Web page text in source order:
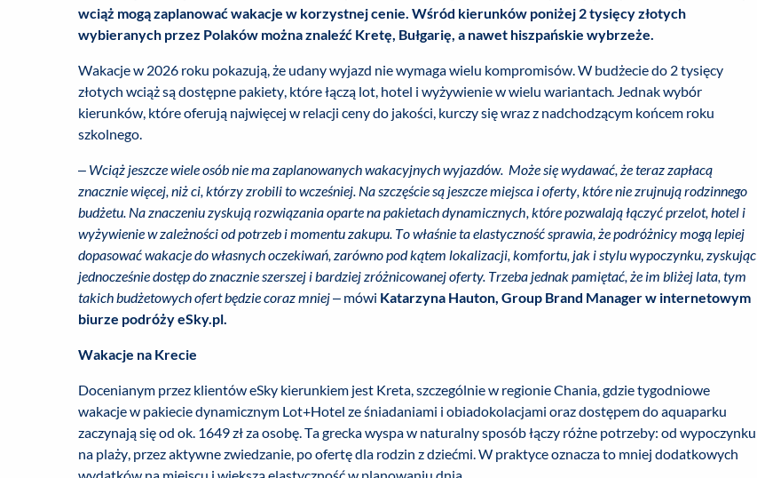
wciąż mogą zaplanować wakacje w korzystnej cenie. Wśród kierunków poniżej 2 tysięcy złotych
wybieranych przez Polaków można znaleźć Kretę, Bułgarię, a nawet hiszpańskie wybrzeże.
Wakacje w 2026 roku pokazują, że udany wyjazd nie wymaga wielu kompromisów. W budżecie do 2 tysięcy
złotych wciąż są dostępne pakiety, które łączą lot, hotel i wyżywienie w wielu wariantach. Jednak wybór
kierunków, które oferują najwięcej w relacji ceny do jakości, kurczy się wraz z nadchodzącym końcem roku
szkolnego.
– Wciąż jeszcze wiele osób nie ma zaplanowanych wakacyjnych wyjazdów. Może się wydawać, że teraz zapłacą
znacznie więcej, niż ci, którzy zrobili to wcześniej. Na szczęście są jeszcze miejsca i oferty, które nie zrujnują rodzinnego
budżetu. Na znaczeniu zyskują rozwiązania oparte na pakietach dynamicznych, które pozwalają łączyć przelot, hotel i
wyżywienie w zależności od potrzeb i momentu zakupu. To właśnie ta elastyczność sprawia, że podróżnicy mogą lepiej
dopasować wakacje do własnych oczekiwań, zarówno pod kątem lokalizacji, komfortu, jak i stylu wypoczynku, zyskując
jednocześnie dostęp do znacznie szerszej i bardziej zróżnicowanej oferty. Trzeba jednak pamiętać, że im bliżej lata, tym
takich budżetowych ofert będzie coraz mniej– mówi Katarzyna Hauton, Group Brand Manager w internetowym
biurze podróży eSky.pl.
Wakacje na Krecie
Docenianym przez klientów eSky kierunkiem jest Kreta, szczególnie w regionie Chania, gdzie tygodniowe
wakacje w pakiecie dynamicznym Lot+Hotel ze śniadaniami i obiadokolacjami oraz dostępem do aquaparku
zaczynają się od ok. 1649 zł za osobę. Ta grecka wyspa w naturalny sposób łączy różne potrzeby: od wypoczynku
na plaży, przez aktywne zwiedzanie, po ofertę dla rodzin z dziećmi. W praktyce oznacza to mniej dodatkowych